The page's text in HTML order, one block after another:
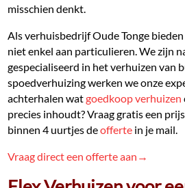
misschien denkt.
Als verhuisbedrijf Oude Tonge
niet enkel aan particulieren. We zijn
gespecialiseerd in het verhuizen van
spoedverhuizing werken we onze
achterhalen watgoedkoop verhuizen
precies inhoudt? Vraag gratis een
binnen 4 uurtjes deofferte in je mail.
Vraag direct een offerte aan→